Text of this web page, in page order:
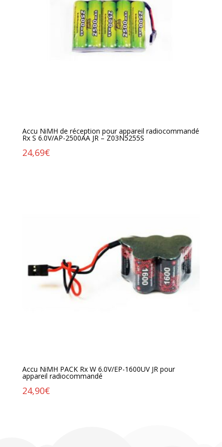
Accu NiMH de réception pour appareil radiocommandé
Rx S 6.0V/AP-2500AA JR – Z03N5255S
24,69€
Accu NiMH PACK Rx W 6.0V/EP-1600UV JR pour
appareil radiocommandé
24,90€